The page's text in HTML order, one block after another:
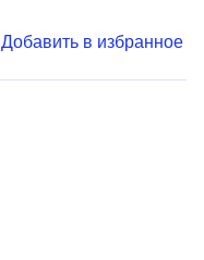
Добавить в избранное